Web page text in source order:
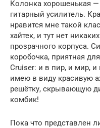
Колонка хорошенькая
гитарный усилитель.
нравится мне такой
хайтек, и тут нет
прозрачного корпуса.
коробочка, приятная
Cruiser: и в пир, и мир,
имею в виду красивую
решётку, скрывающую
комбик!
Пока что представлен